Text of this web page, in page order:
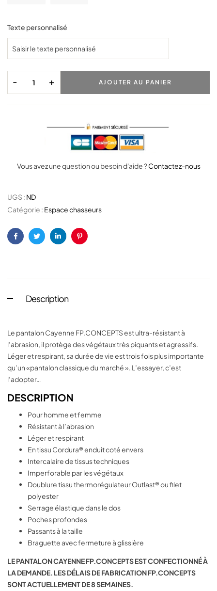
Texte personnalisé
- + AJOUTER AU PANIER
Vous avez une question ou besoin d'aide ?Contactez-nous
UGS : ND
Catégorie : Espace chasseurs
FacebookTwitterLinkedinPinterest
Description
Le pantalon Cayenne FP.CONCEPTS est ultra-résistant à
l’abrasion, il protège des végétaux très piquants et agressifs.
Léger et respirant, sa durée de vie est trois fois plus importante
qu’un «pantalon classique du marché ». L’essayer, c’est
l’adopter…
DESCRIPTION
Pour homme et femme
Résistant à l’abrasion
Léger et respirant
En tissu Cordura® enduit coté envers
Intercalaire de tissus techniques
Imperforable par les végétaux
Doublure tissu thermorégulateur Outlast® ou filet
polyester
Serrage élastique dans le dos
Poches profondes
Passants à la taille
Braguette avec fermeture à glissière
LE PANTALON CAYENNE FP.CONCEPTS EST CONFECTIONNÉ À
LA DEMANDE. LES DÉLAIS DE FABRICATION FP.CONCEPTS
SONT ACTUELLEMENT DE 8 SEMAINES.